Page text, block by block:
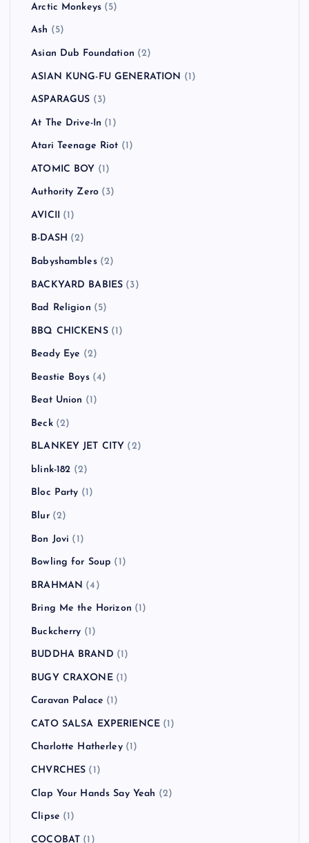
Arctic Monkeys (5)
Ash (5)
Asian Dub Foundation (2)
ASIAN KUNG-FU GENERATION (1)
ASPARAGUS (3)
At The Drive-In (1)
Atari Teenage Riot (1)
ATOMIC BOY (1)
Authority Zero (3)
AVICII (1)
B-DASH (2)
Babyshambles(2)
BACKYARD BABIES (3)
Bad Religion (5)
BBQ CHICKENS(1)
Beady Eye (2)
Beastie Boys(4)
Beat Union (1)
Beck(2)
BLANKEY JET CITY (2)
blink-182 (2)
Bloc Party (1)
Blur(2)
Bon Jovi (1)
Bowling for Soup (1)
BRAHMAN (4)
Bring Me the Horizon (1)
Buckcherry (1)
BUDDHA BRAND (1)
BUGY CRAXONE(1)
Caravan Palace (1)
CATO SALSA EXPERIENCE (1)
Charlotte Hatherley(1)
CHVRCHES (1)
Clap Your Hands Say Yeah (2)
Clipse (1)
COCOBAT (1)